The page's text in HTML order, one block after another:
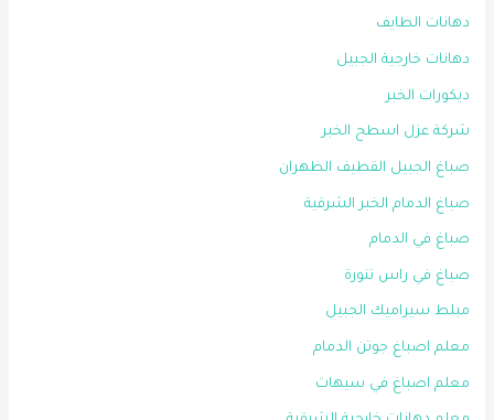
دهانات الطايف
دهانات خارجية الجبيل
ديكورات الخبر
شركة عزل اسطح الخبر
صباغ الجبيل القطيف الظهران
صباغ الدمام الخبر الشرقية
صباغ في الدمام
صباغ في راس تنورة
مبلط سيراميك الجبيل
معلم اصباغ جوتن الدمام
معلم اصباغ في سيهات